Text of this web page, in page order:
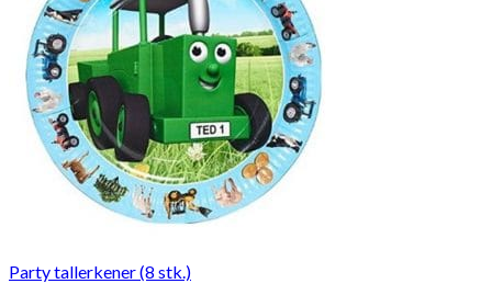
Party tallerkener (8 stk.)